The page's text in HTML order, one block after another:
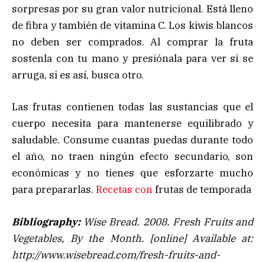
sorpresas por su gran valor nutricional. Está lleno
de fibra y también de vitamina C. Los kiwis blancos
no deben ser comprados. Al comprar la fruta
sostenla con tu mano y presiónala para ver si se
arruga, si es así, busca otro.
Las frutas contienen todas las sustancias que el
cuerpo necesita para mantenerse equilibrado y
saludable. Consume cuantas puedas durante todo
el año, no traen ningún efecto secundario, son
económicas y no tienes que esforzarte mucho
para prepararlas. Recetas confrutas de temporada
Bibliography: Wise Bread. 2008. Fresh Fruits and
Vegetables, By the Month. [online] Available at:
http://www.wisebread.com/fresh-fruits-and-